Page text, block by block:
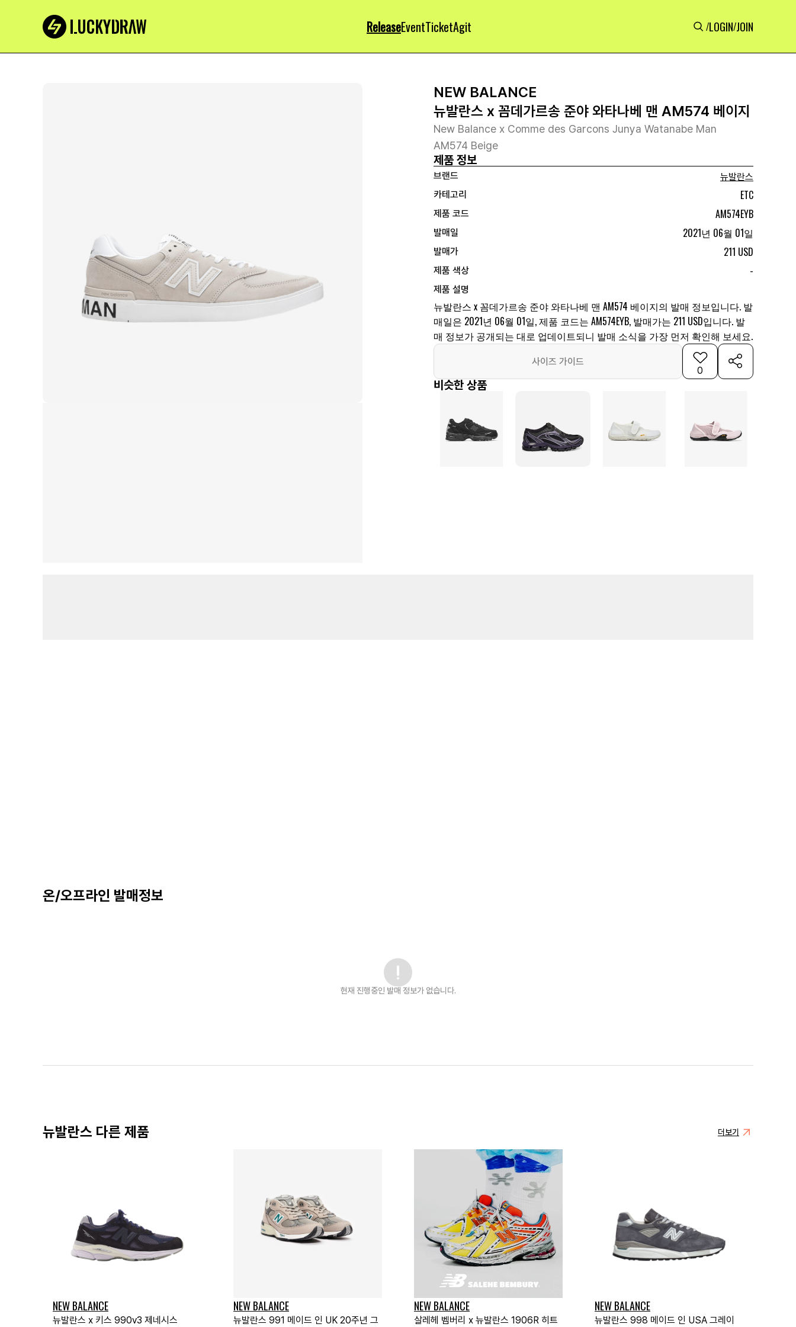
ReleaseEventTicketAgit /LOGIN/JOIN
NEW BALANCE
뉴발란스 x 꼼데가르송 준야 와타나베 맨 AM574 베이지
New Balance x Comme des Garcons Junya Watanabe Man
AM574 Beige
제품 정보
브랜드
뉴발란스
카테고리
ETC
제품 코드 AM574EYB
발매일 2021년 06월 01일
발매가 211 USD
제품 색상 -
제품 설명
뉴발란스 x 꼼데가르송 준야 와타나베 맨 AM574 베이지의 발매 정보입니다. 발
매일은 2021년 06월 01일, 제품 코드는 AM574EYB, 발매가는 211 USD입니다. 발
매 정보가 공개되는 대로 업데이트되니 발매 소식을 가장 먼저 확인해 보세요.
사이즈 가이드
0
비슷한 상품
온/오프라인 발매정보
현재 진행중인 발매 정보가 없습니다.
뉴발란스 다른 제품 더보기
NEW BALANCE
뉴발란스 x 키스 990v3 제네시스
NEW BALANCE
뉴발란스 991 메이드 인 UK 20주년 그
NEW BALANCE
살레헤 벰버리 x 뉴발란스 1906R 히트
NEW BALANCE
뉴발란스 998 메이드 인 USA 그레이